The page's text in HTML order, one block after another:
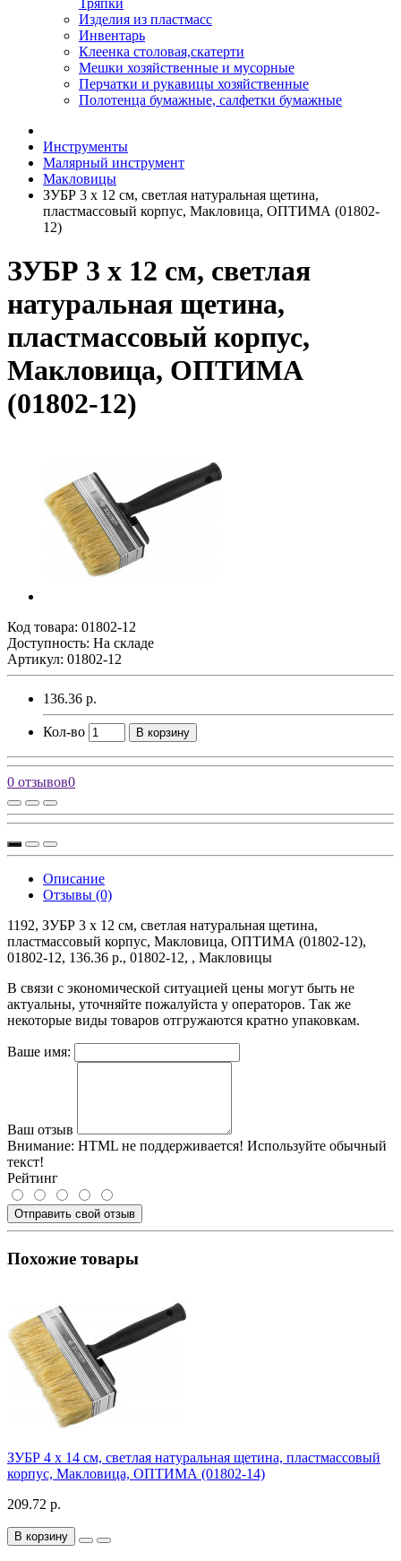
Тряпки
Изделия из пластмасс
Инвентарь
Клеенка столовая,скатерти
Мешки хозяйственные и мусорные
Перчатки и рукавицы хозяйственные
Полотенца бумажные, салфетки бумажные
Инструменты
Малярный инструмент
Макловицы
ЗУБР 3 х 12 см, светлая натуральная щетина,
пластмассовый корпус, Макловица, ОПТИМА (01802-
12)
ЗУБР 3 х 12 см, светлая
натуральная щетина,
пластмассовый корпус,
Макловица, ОПТИМА
(01802-12)
Код товара: 01802-12
Доступность: На складе
Артикул: 01802-12
136.36 р.
Кол-во В корзину
0 отзывов0
Описание
Отзывы (0)
1192, ЗУБР 3 х 12 см, светлая натуральная щетина,
пластмассовый корпус, Макловица, ОПТИМА (01802-12),
01802-12, 136.36 р., 01802-12, , Макловицы
В связи с экономической ситуацией цены могут быть не
актуальны, уточняйте пожалуйста у операторов. Так же
некоторые виды товаров отгружаются кратно упаковкам.
Ваше имя:
Ваш отзыв
Внимание: HTML не поддерживается! Используйте обычный
текст!
Рейтинг
Отправить свой отзыв
Похожие товары
ЗУБР 4 х 14 см, светлая натуральная щетина, пластмассовый
корпус, Макловица, ОПТИМА (01802-14)
209.72 р.
В корзину